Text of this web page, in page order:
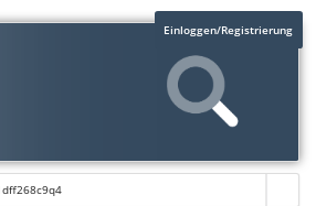
Einloggen/Registrierung